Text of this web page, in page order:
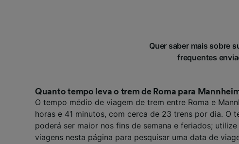
Quer saber mais sobre
frequentes
Quanto tempo leva o trem de Roma para
O tempo médio de viagem de trem entre Roma e
horas e 41 minutos, com cerca de 23 trens por dia. O
poderá ser maior nos fins de semana e feriados;
viagens nesta página para pesquisar uma data de